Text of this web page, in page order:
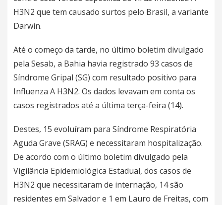
H3N2 que tem causado surtos pelo Brasil, a variante
Darwin.
Até o começo da tarde, no último boletim divulgado
pela Sesab, a Bahia havia registrado 93 casos de
Síndrome Gripal (SG) com resultado positivo para
Influenza A H3N2. Os dados levavam em conta os
casos registrados até a última terça-feira (14).
Destes, 15 evoluíram para Síndrome Respiratória
Aguda Grave (SRAG) e necessitaram hospitalização.
De acordo com o último boletim divulgado pela
Vigilância Epidemiológica Estadual, dos casos de
H3N2 que necessitaram de internação, 14 são
residentes em Salvador e 1 em Lauro de Freitas, com